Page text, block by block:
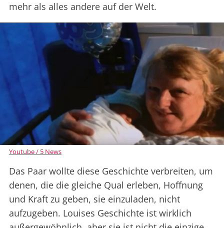
mehr als alles andere auf der Welt.
Youtube / 5 News
Das Paar wollte diese Geschichte verbreiten, um
denen, die die gleiche Qual erleben, Hoffnung
und Kraft zu geben, sie einzuladen, nicht
aufzugeben. Louises Geschichte ist wirklich